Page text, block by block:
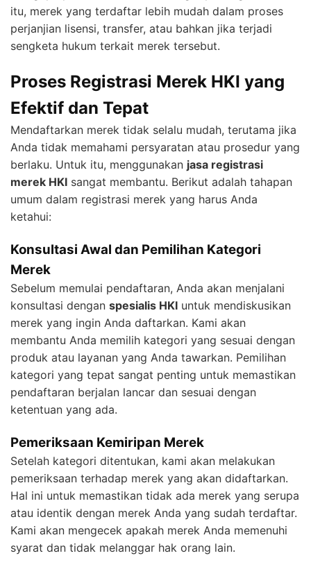
itu, merek yang terdaftar lebih mudah dalam proses
perjanjian lisensi, transfer, atau bahkan jika terjadi
sengketa hukum terkait merek tersebut.
Proses Registrasi Merek HKI yang
Efektif dan Tepat
Mendaftarkan merek tidak selalu mudah, terutama jika
Anda tidak memahami persyaratan atau prosedur yang
berlaku. Untuk itu, menggunakan jasa registrasi
merek HKI sangat membantu. Berikut adalah tahapan
umum dalam registrasi merek yang harus Anda
ketahui:
Konsultasi Awal dan Pemilihan Kategori
Merek
Sebelum memulai pendaftaran, Anda akan menjalani
konsultasi dengan spesialis HKI untuk mendiskusikan
merek yang ingin Anda daftarkan. Kami akan
membantu Anda memilih kategori yang sesuai dengan
produk atau layanan yang Anda tawarkan. Pemilihan
kategori yang tepat sangat penting untuk memastikan
pendaftaran berjalan lancar dan sesuai dengan
ketentuan yang ada.
Pemeriksaan Kemiripan Merek
Setelah kategori ditentukan, kami akan melakukan
pemeriksaan terhadap merek yang akan didaftarkan.
Hal ini untuk memastikan tidak ada merek yang serupa
atau identik dengan merek Anda yang sudah terdaftar.
Kami akan mengecek apakah merek Anda memenuhi
syarat dan tidak melanggar hak orang lain.